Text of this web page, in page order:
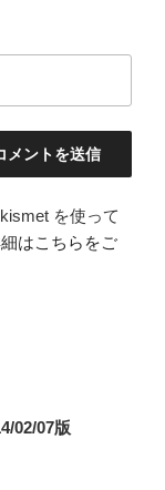
を使って
はこちらをご
02/07版